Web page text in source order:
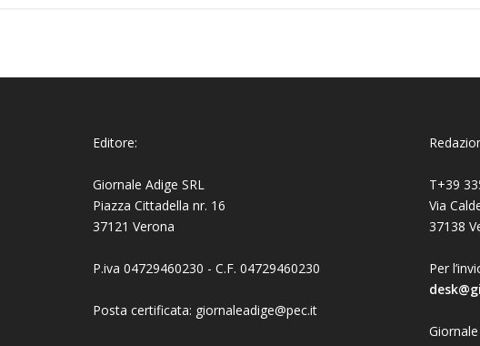
Editore:
Giornale Adige SRL
Piazza Cittadella nr. 16
37121 Verona
P.iva 04729460230 - C.F. 04729460230
Posta certificata: giornaleadige@pec.it
T+39
Via
37138
Per